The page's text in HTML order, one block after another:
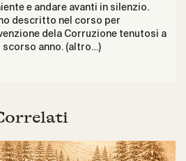
e andare avanti in silenzio.
descritto nel corso per
dela Corruzione tenutosi a
scorso anno. (altro…)